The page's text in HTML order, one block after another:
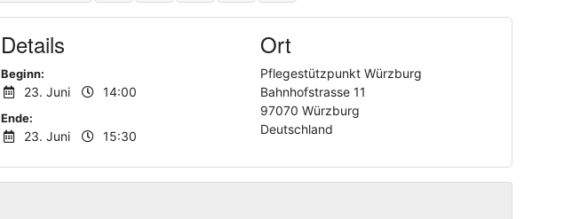
Details
Beginn:
23. Juni 14:00
Ende:
23. Juni 15:30
Ort
Pflegestützpunkt Würzburg
Bahnhofstrasse 11
97070 Würzburg
Deutschland